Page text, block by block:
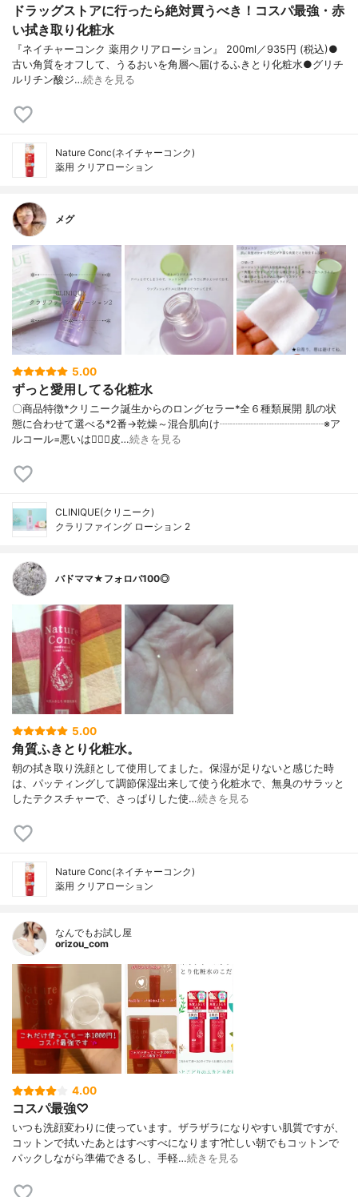
ドラッグストアに行ったら絶対買うべき！コスパ最強・赤
い拭き取り化粧水
『ネイチャーコンク 薬用クリアローション』 200ml／935円 (税込)●
古い角質をオフして、うるおいを角層へ届けるふきとり化粧水●グリチ
ルリチン酸ジ…続きを見る
Nature Conc(ネイチャーコンク)
薬用 クリアローション
メグ
5.00
ずっと愛用してる化粧水
〇商品特徴*クリニーク誕生からのロングセラー*全６種類展開 肌の状
態に合わせて選べる*2番→乾燥～混合肌向け┈┈┈┈┈┈┈┈┈┈※ア
ルコール=悪いは🙅‍♀️❌皮…続きを見る
CLINIQUE(クリニーク)
クラリファイング ローション 2
バドママ★フォロバ100◎
5.00
角質ふきとり化粧水。
朝の拭き取り洗顔として使用してました。保湿が足りないと感じた時
は、パッティングして調節保湿出来して使う化粧水で、無臭のサラッと
したテクスチャーで、さっぱりした使…続きを見る
Nature Conc(ネイチャーコンク)
薬用 クリアローション
なんでもお試し屋
orizou_com
4.00
コスパ最強♡
いつも洗顔変わりに使っています。ザラザラになりやすい肌質ですが、
コットンで拭いたあとはすべすべになります?忙しい朝でもコットンで
パックしながら準備できるし、手軽…続きを見る